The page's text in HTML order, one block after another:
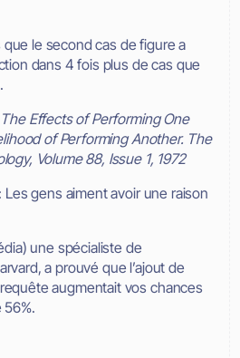
le second cas de figure a
dans 4 fois plus de cas que
Effects of Performing One
of Performing Another. The
Volume 88, Issue 1, 1972
Les gens aiment avoir une raison
une spécialiste de
a prouvé que l’ajout de
augmentait vos chances
56%.